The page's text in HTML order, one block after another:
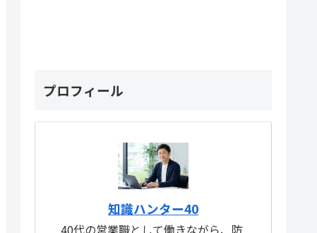
プロフィール
知識ハンター40